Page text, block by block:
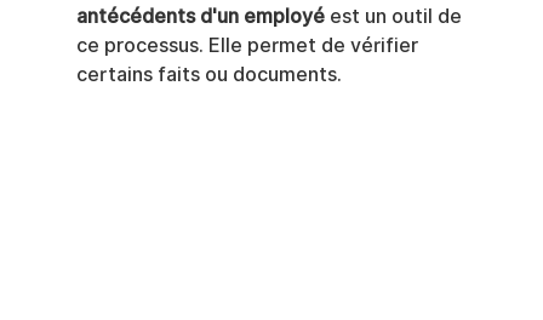
antécédents d'un employé est un outil de
ce processus. Elle permet de vérifier
certains faits ou documents.